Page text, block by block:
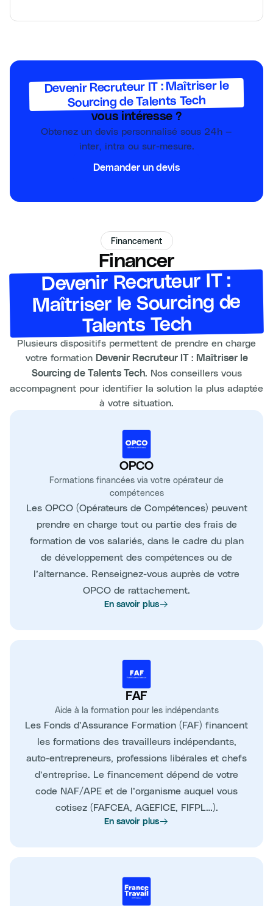
Devenir Recruteur IT : Maîtriser le
Sourcing de Talents Tech
vous intéresse ?
Obtenez un devis personnalisé sous 24h —
inter, intra ou sur-mesure.
Demander un devis
Financement
Financer
Devenir Recruteur IT :
Maîtriser le Sourcing de
Talents Tech
Plusieurs dispositifs permettent de prendre en charge
votre formation Devenir Recruteur IT : Maîtriser le
Sourcing de Talents Tech. Nos conseillers vous
accompagnent pour identifier la solution la plus adaptée
à votre situation.
OPCO
Formations financées via votre opérateur de
compétences
Les OPCO (Opérateurs de Compétences) peuvent
prendre en charge tout ou partie des frais de
formation de vos salariés, dans le cadre du plan
de développement des compétences ou de
l’alternance. Renseignez-vous auprès de votre
OPCO de rattachement.
En savoir plus
FAF
Aide à la formation pour les indépendants
Les Fonds d’Assurance Formation (FAF) financent
les formations des travailleurs indépendants,
auto-entrepreneurs, professions libérales et chefs
d’entreprise. Le financement dépend de votre
code NAF/APE et de l’organisme auquel vous
cotisez (FAFCEA, AGEFICE, FIFPL…).
En savoir plus